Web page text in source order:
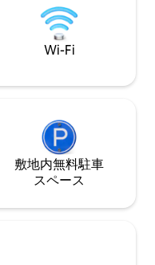
ヒートポンプ/エア
たちは唯一の隣人
を保証します。
Wi-Fi
敷地内無料駐⁠車
ス⁠ペ⁠ー⁠ス